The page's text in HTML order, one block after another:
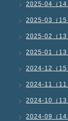
2025-04（14
2025-03（15
2025-02（13
2025-01（13
2024-12（15
2024-11（11
2024-10（13
2024-09（14